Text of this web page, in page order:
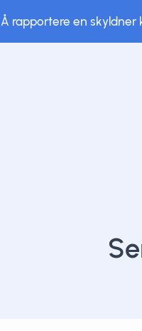
Å rapportere en skyldner